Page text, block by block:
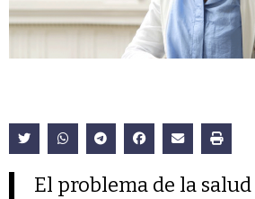
El problema de la